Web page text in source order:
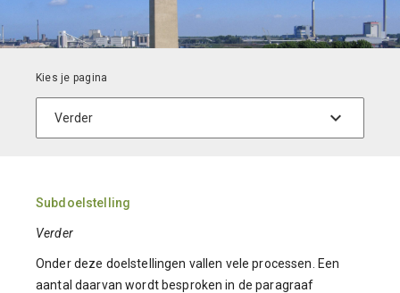
Subdoelstelling
Verder
Onder deze doelstellingen vallen vele processen. Een
aantal daarvan wordt besproken in de paragraaf